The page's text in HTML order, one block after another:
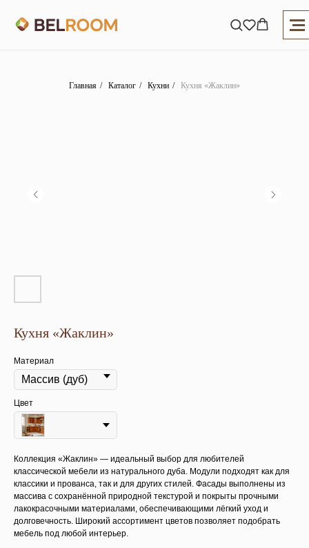
Главная / Каталог / Кухни / Кухня «Жаклин»
Кухня «Жаклин»
Материал
Цвет
Коллекция «Жаклин» — идеальный выбор для любителей
классической мебели из натурального дуба. Модули подходят как для
классики и прованса, так и для других стилей. Фасады выполнены из
массива с сохранённой природной текстурой и покрыты прочными
лакокрасочными материалами, обеспечивающими лёгкий уход и
долговечность. Широкий ассортимент цветов позволяет подобрать
мебель под любой интерьер.